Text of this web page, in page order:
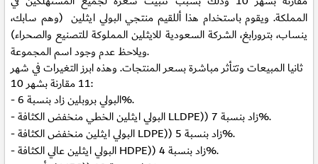
المملكة. ويقوم باستخدام هذا أللقيم منتجي البولي ايثلين (وهم سابك،
ينساب، بترورابغ، الشركة السعودية للايثلين المملوكة للتصنيع والصحراء)
ويلاحظ عدم وجود اسم المجموعة.
ثانيا المبيعات وتتأثر مباشرة بسعر المنتجات. وهذه ابرز التغيرات في شهر
11 مقارنة بشهر 10:
- البولي بروبلين زاد بنسبة 6%.
- البولي ايثلين الخطي منخفض الكثافة LLDPE)) زاد بنسبة 7%.
- البولي ايثلين منخفض الكثافة LDPE)) زاد بنسبة 5%.
- البولي ايثلين عالي الكثافة HDPE)) زاد بنسبة 4%.